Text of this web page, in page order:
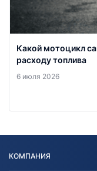
Какой мотоцикл
расходу топлива
6 июля 2026
КОМПАНИЯ